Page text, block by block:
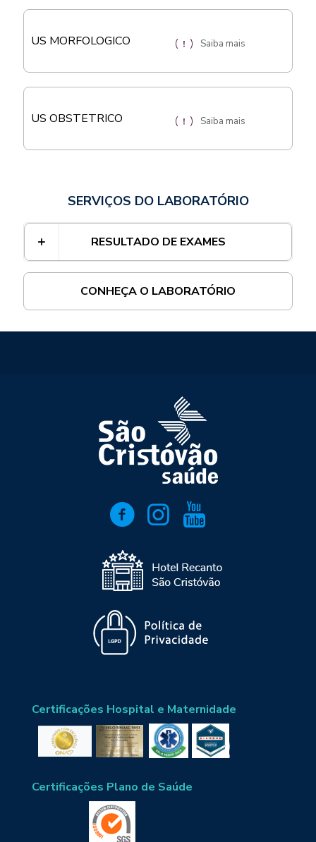
US MORFOLOGICO Saiba mais
US OBSTETRICO Saiba mais
SERVIÇOS DO LABORATÓRIO
RESULTADO DE EXAMES
CONHEÇA O LABORATÓRIO
Certificações Hospital e Maternidade
Certificações Plano de Saúde